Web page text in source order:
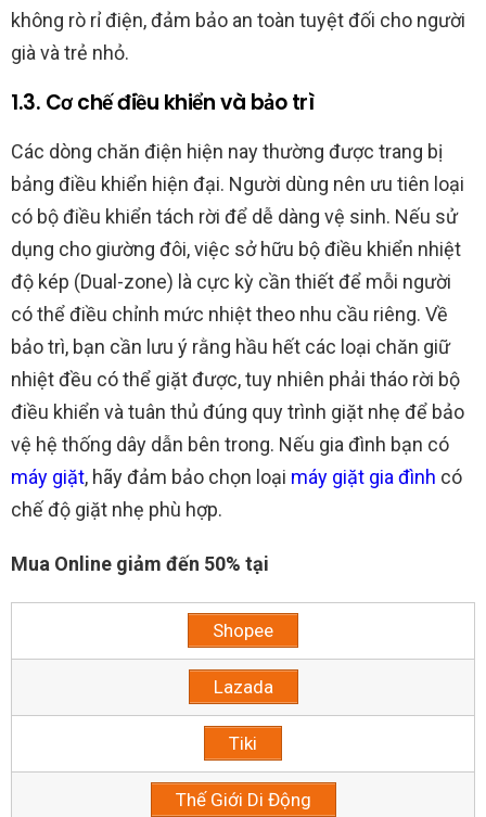
không rò rỉ điện, đảm bảo an toàn tuyệt đối cho người
già và trẻ nhỏ.
1.3. Cơ chế điều khiển và bảo trì
Các dòng chăn điện hiện nay thường được trang bị
bảng điều khiển hiện đại. Người dùng nên ưu tiên loại
có bộ điều khiển tách rời để dễ dàng vệ sinh. Nếu sử
dụng cho giường đôi, việc sở hữu bộ điều khiển nhiệt
độ kép (Dual-zone) là cực kỳ cần thiết để mỗi người
có thể điều chỉnh mức nhiệt theo nhu cầu riêng. Về
bảo trì, bạn cần lưu ý rằng hầu hết các loại chăn giữ
nhiệt đều có thể giặt được, tuy nhiên phải tháo rời bộ
điều khiển và tuân thủ đúng quy trình giặt nhẹ để bảo
vệ hệ thống dây dẫn bên trong. Nếu gia đình bạn có
máy giặt, hãy đảm bảo chọn loại máy giặt gia đình có
chế độ giặt nhẹ phù hợp.
Mua Online giảm đến 50% tại
Shopee
Lazada
Tiki
Thế Giới Di Động